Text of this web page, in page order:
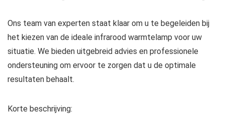
Ons team van experten staat klaar om u te begeleiden bij
het kiezen van de ideale infrarood warmtelamp voor uw
situatie. We bieden uitgebreid advies en professionele
ondersteuning om ervoor te zorgen dat u de optimale
resultaten behaalt.
Korte beschrijving: